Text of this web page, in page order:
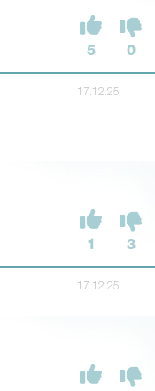
5 0
17.12.25
1 3
17.12.25